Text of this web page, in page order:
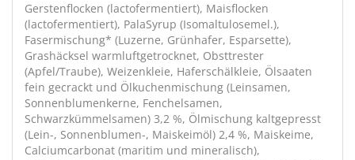
Gerstenflocken (lactofermentiert), Maisflocken
(lactofermentiert), PalaSyrup (Isomaltulosemel.),
Fasermischung* (Luzerne, Grünhafer, Esparsette),
Grashäcksel warmluftgetrocknet, Obsttrester
(Apfel/Traube), Weizenkleie, Haferschälkleie, Ölsaaten
fein gecrackt und Ölkuchenmischung (Leinsamen,
Sonnenblumenkerne, Fenchelsamen,
Schwarzkümmelsamen) 3,2 %, Ölmischung kaltgepresst
(Lein-, Sonnenblumen-, Maiskeimöl) 2,4 %, Maiskeime,
Calciumcarbonat (maritim und mineralisch),